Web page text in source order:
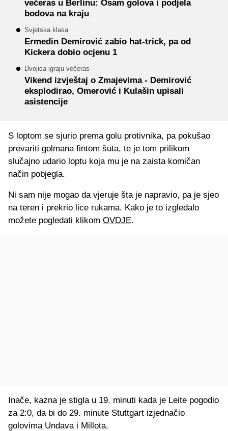
večeras u Berlinu: Osam golova i podjela
bodova na kraju
Svjetska klasa
Ermedin Demirović zabio hat-trick, pa od
Kickera dobio ocjenu 1
Dvojica igraju večeras
Vikend izvještaj o Zmajevima - Demirović
eksplodirao, Omerović i Kulašin upisali
asistencije
S loptom se sjurio prema golu protivnika, pa pokušao
prevariti golmana fintom šuta, te je tom prilikom
slučajno udario loptu koja mu je na zaista komičan
način pobjegla.
Ni sam nije mogao da vjeruje šta je napravio, pa je sjeo
na teren i prekrio lice rukama. Kako je to izgledalo
možete pogledati klikom OVDJE.
Inače, kazna je stigla u 19. minuti kada je Leite pogodio
za 2:0, da bi do 29. minute Stuttgart izjednačio
golovima Undava i Millota.